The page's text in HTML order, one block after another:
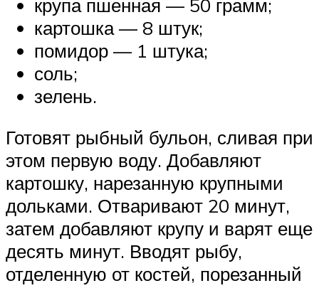
крупа пшенная — 50 грамм;
картошка — 8 штук;
помидор — 1 штука;
соль;
зелень.
Готовят рыбный бульон, сливая при
этом первую воду. Добавляют
картошку, нарезанную крупными
дольками. Отваривают 20 минут,
затем добавляют крупу и варят еще
десять минут. Вводят рыбу,
отделенную от костей, порезанный